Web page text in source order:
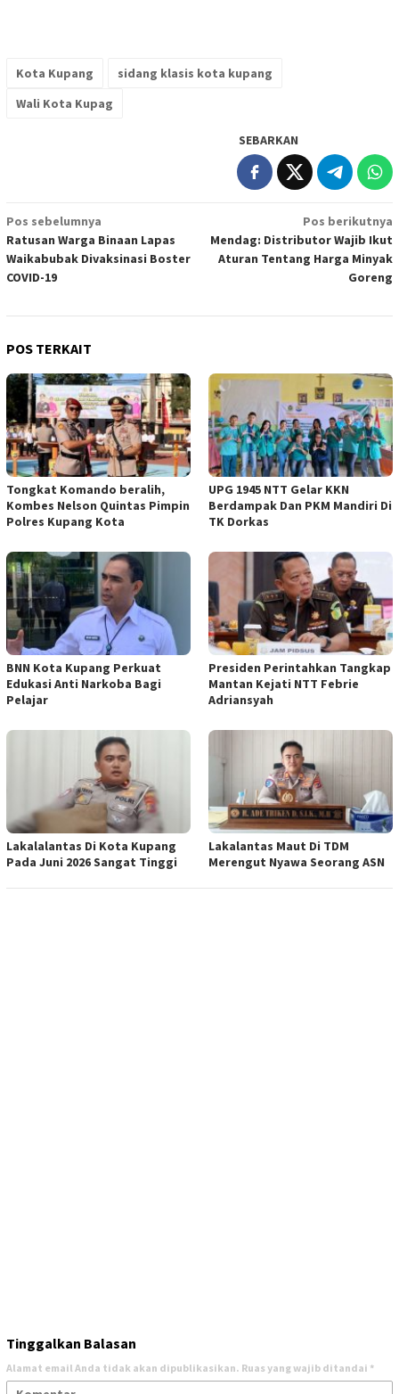
Kota Kupang
sidang klasis kota kupang
Wali Kota Kupag
SEBARKAN
Navigasi
pos
Pos sebelumnya
Ratusan Warga Binaan Lapas
Waikabubak Divaksinasi Boster
COVID-19
Pos berikutnya
Mendag: Distributor Wajib Ikut
Aturan Tentang Harga Minyak
Goreng
POS TERKAIT
Tongkat Komando beralih,
Kombes Nelson Quintas Pimpin
Polres Kupang Kota
UPG 1945 NTT Gelar KKN
Berdampak Dan PKM Mandiri Di
TK Dorkas
BNN Kota Kupang Perkuat
Edukasi Anti Narkoba Bagi
Pelajar
Presiden Perintahkan Tangkap
Mantan Kejati NTT Febrie
Adriansyah
Lakalalantas Di Kota Kupang
Pada Juni 2026 Sangat Tinggi
Lakalantas Maut Di TDM
Merengut Nyawa Seorang ASN
Tinggalkan Balasan
Alamat email Anda tidak akan dipublikasikan. Ruas yang wajib ditandai *